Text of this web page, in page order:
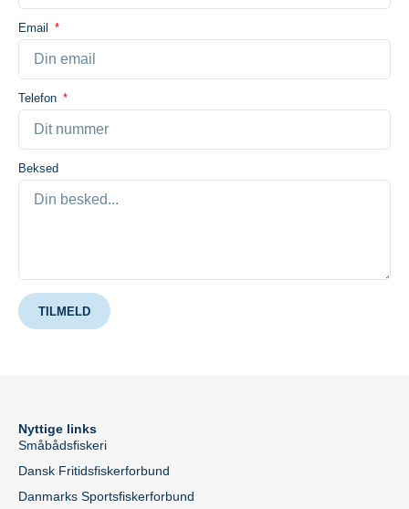
Email
Telefon
Beksed
TILMELD
Nyttige links
Småbådsfiskeri
Dansk Fritidsfiskerforbund
Danmarks Sportsfiskerforbund